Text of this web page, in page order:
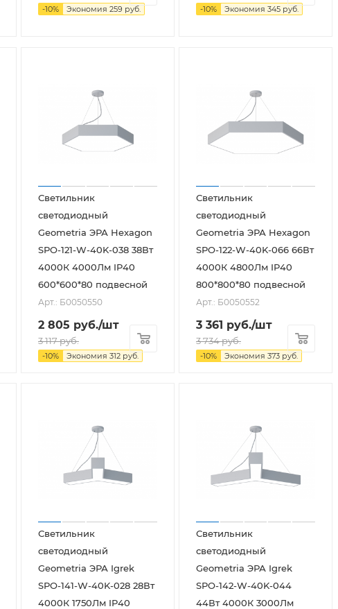
-10% Экономия 259 руб. -10% Экономия 345 руб.
Светильник
светодиодный
Geometria ЭРА Hexagon
SPO-121-W-40K-038 38Вт
4000К 4000Лм IP40
600*600*80 подвесной
Арт.: Б0050550
2 805 руб./шт
3 117руб.
-10% Экономия 312 руб.
Светильник
светодиодный
Geometria ЭРА Hexagon
SPO-122-W-40K-066 66Вт
4000К 4800Лм IP40
800*800*80 подвесной
Арт.: Б0050552
3 361 руб./шт
3 734руб.
-10% Экономия 373 руб.
Светильник
светодиодный
Geometria ЭРА Igrek
SPO-141-W-40K-028 28Вт
4000К 1750Лм IP40
Светильник
светодиодный
Geometria ЭРА Igrek
SPO-142-W-40K-044
44Вт 4000К 3000Лм